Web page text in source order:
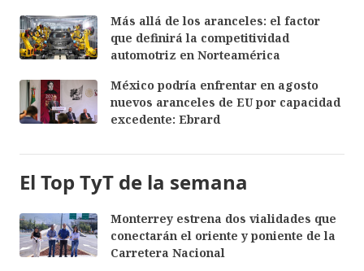
Más allá de los aranceles: el factor
que definirá la competitividad
automotriz en Norteamérica
México podría enfrentar en agosto
nuevos aranceles de EU por capacidad
excedente: Ebrard
El Top TyT de la semana
Monterrey estrena dos vialidades que
conectarán el oriente y poniente de la
Carretera Nacional